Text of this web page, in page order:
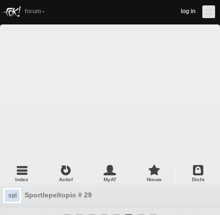
forum log in
Index Actief MyAT Nieuw Dicht
spl Sportlepeltopic # 29